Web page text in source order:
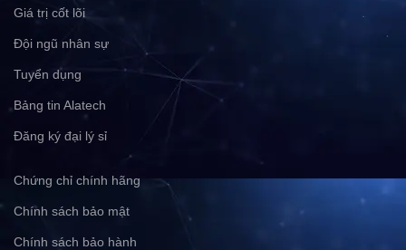
Giá trị cốt lõi
Đội ngũ nhân sự
Tuyển dụng
Bảng tin Alatech
Đăng ký đại lý sỉ
Chứng chỉ chính hãng
Chính sách bảo mật
Chính sách bảo hành